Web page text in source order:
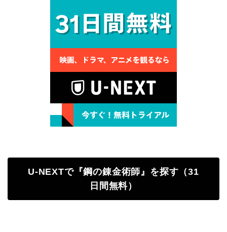
U-NEXTで『鋼の錬金術師』を探す（31
日間無料）